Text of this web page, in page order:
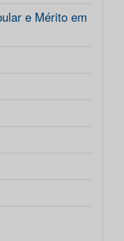
e Mérito em